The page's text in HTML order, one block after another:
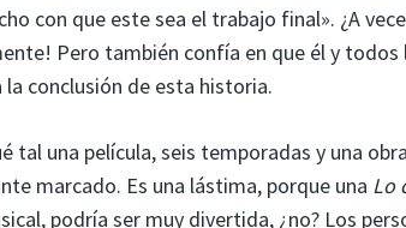
con que este sea el trabajo final». ¿A
Pero también confía en que él y
conclusión de esta historia.
tal una película, seis temporadas y una
marcado. Es una lástima, porque una Lo
podría ser muy divertida, ¿no? Los